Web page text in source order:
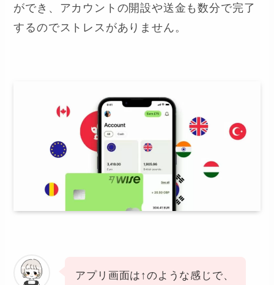
ができ、アカウントの開設や送金も数分で完了
するのでストレスがありません。
アプリ画面は↑のような感じで、